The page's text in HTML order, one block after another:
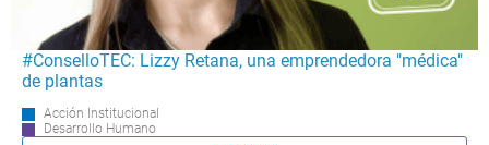
#ConselloTEC: Lizzy Retana, una emprendedora "médica"
de plantas
Acción Institucional
Desarrollo Humano